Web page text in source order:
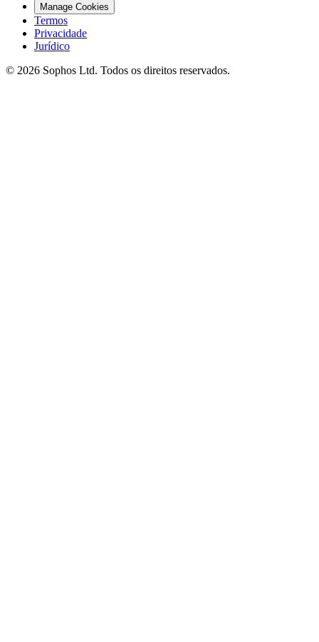
Manage Cookies
Termos
Privacidade
Jurídico
© 2026 Sophos Ltd. Todos os direitos reservados.